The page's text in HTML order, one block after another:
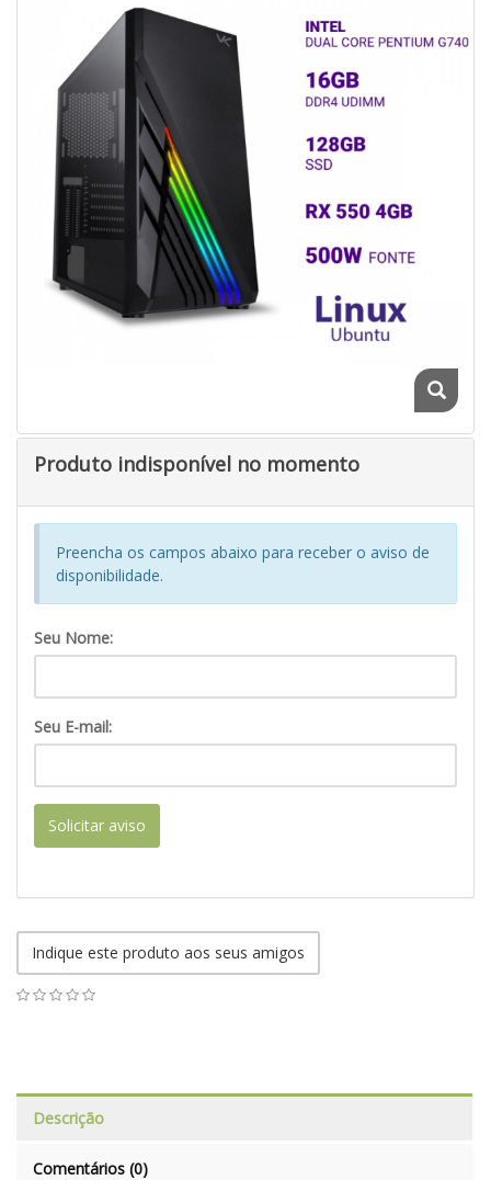
Produto indisponível no momento
Preencha os campos abaixo para receber o aviso de
disponibilidade.
Seu Nome:
Seu E-mail:
Solicitar aviso
Indique este produto aos seus amigos
Descrição
Comentários (0)